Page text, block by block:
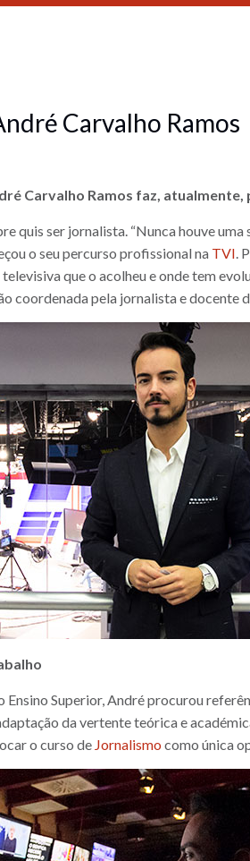
Carvalho Ramos
Carvalho Ramos faz,
quis ser jornalista. “Nunca houve
o seu percurso profissional na TVI .
que o acolheu e onde tem
coordenada pela jornalista e docente
Ensino Superior, André procurou
da vertente teórica e
o curso de Jornalismo como única